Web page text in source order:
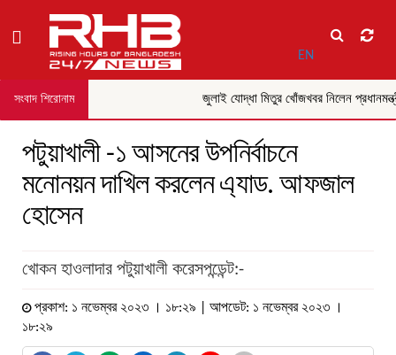
EN
সংবাদ শিরোনাম জুলাই যোদ্ধা মিতুর খোঁজখবর নিলেন প্রধানমন্ত্রী
পটুয়াখালী -১ আসনের উপনির্বাচনে
মনোনয়ন দাখিল করলেন এ্যাড. আফজাল
হোসেন
খোকন হাওলাদার পটুয়াখালী করেসপন্ডেন্ট:-
প্রকাশ: ১ নভেম্বর ২০২৩ । ১৮:২৯ | আপডেট: ১ নভেম্বর ২০২৩ ।
১৮:২৯